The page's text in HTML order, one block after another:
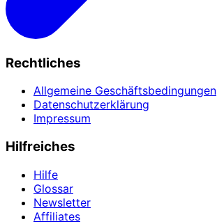
Rechtliches
Allgemeine Geschäftsbedingungen
Datenschutzerklärung
Impressum
Hilfreiches
Hilfe
Glossar
Newsletter
Affiliates